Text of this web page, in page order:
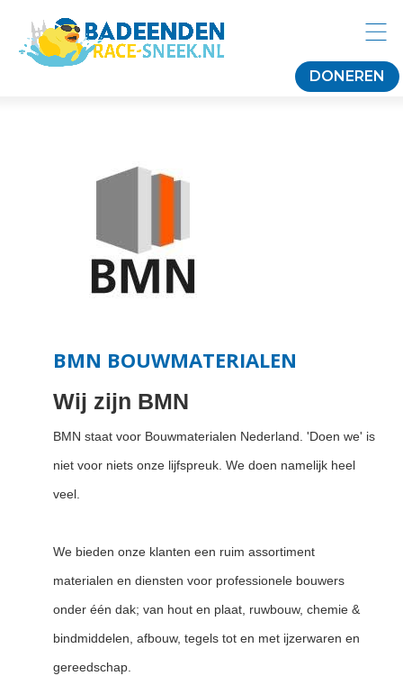
DONEREN
BMN BOUWMATERIALEN
Wij zijn BMN
BMN staat voor Bouwmaterialen Nederland. 'Doen we' is
niet voor niets onze lijfspreuk. We doen namelijk heel
veel.
We bieden onze klanten een ruim assortiment
materialen en diensten voor professionele bouwers
onder één dak; van hout en plaat, ruwbouw, chemie &
bindmiddelen, afbouw, tegels tot en met ijzerwaren en
gereedschap.